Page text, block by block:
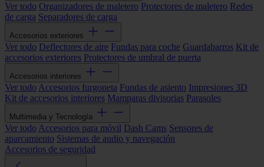
Ver todo Organizadores de maletero Protectores de maletero Redes
de carga Separadores de carga
Accesorios exteriores
Ver todo Deflectores de aire Fundas para coche Guardabarros Kit de
accesorios exteriores Protectores de umbral de puerta
Accesorios interiores
Ver todo Accesorios furgoneta Fundas de asiento Impresiones 3D
Kit de accesorios interiores Mamparas divisorias Parasoles
Multimedia y Tecnología
Ver todo Accesorios para móvil Dash Cams Sensores de
aparcamiento Sistemas de audio y navegación
Accesorios de seguridad